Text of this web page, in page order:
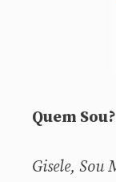
Quem Sou?
Gisele, Sou